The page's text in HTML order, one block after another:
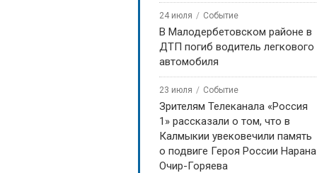
24 июля Событие
В Малодербетовском районе в
ДТП погиб водитель легкового
автомобиля
23 июля Событие
Зрителям Телеканала «Россия
1» рассказали о том, что в
Калмыкии увековечили память
о подвиге Героя России Нарана
Очир-Горяева